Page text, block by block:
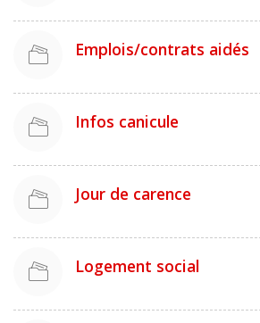
Emplois/contrats aidés
Infos canicule
Jour de carence
Logement social